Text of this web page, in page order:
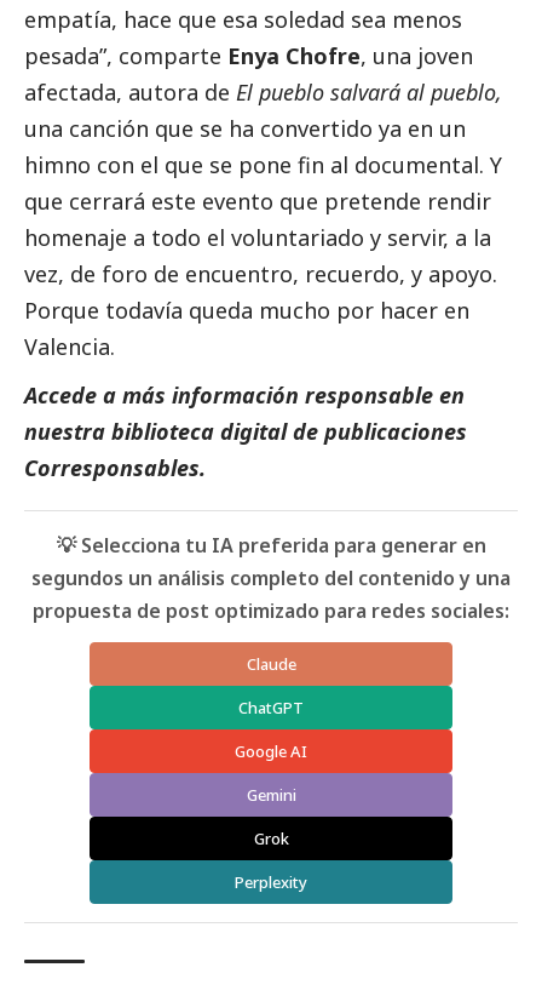
empatía, hace que esa soledad sea menos
pesada”, comparte Enya Chofre, una joven
afectada, autora de El pueblo salvará al pueblo,
una canción que se ha convertido ya en un
himno con el que se pone fin al documental. Y
que cerrará este evento que pretende rendir
homenaje a todo el voluntariado y servir, a la
vez, de foro de encuentro, recuerdo, y apoyo.
Porque todavía queda mucho por hacer en
Valencia.
Accede a más información responsable en
nuestra biblioteca digital de publicaciones
Corresponsables.
💡 Selecciona tu IA preferida para generar en
segundos un análisis completo del contenido y una
propuesta de post optimizado para redes sociales:
Claude
ChatGPT
Google AI
Gemini
Grok
Perplexity